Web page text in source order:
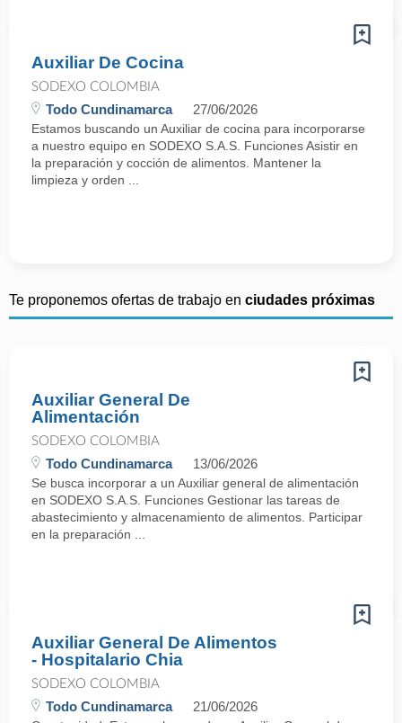
Auxiliar De Cocina
SODEXO COLOMBIA
Todo Cundinamarca 27/06/2026
Estamos buscando un Auxiliar de cocina para incorporarse
a nuestro equipo en SODEXO S.A.S. Funciones Asistir en
la preparación y cocción de alimentos. Mantener la
limpieza y orden ...
Te proponemos ofertas de trabajo en ciudades próximas
Auxiliar General De
Alimentación
SODEXO COLOMBIA
Todo Cundinamarca 13/06/2026
Se busca incorporar a un Auxiliar general de alimentación
en SODEXO S.A.S. Funciones Gestionar las tareas de
abastecimiento y almacenamiento de alimentos. Participar
en la preparación ...
Auxiliar General De Alimentos
- Hospitalario Chia
SODEXO COLOMBIA
Todo Cundinamarca 21/06/2026